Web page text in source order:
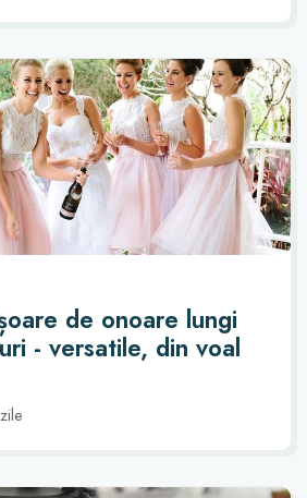
de onoare lungi
- versatile, din voal